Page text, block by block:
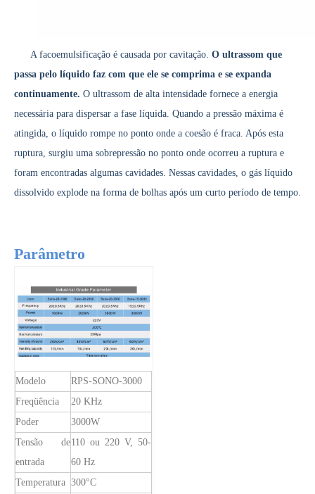
A era da energia do hidrogênio: oportunidades para equipamentos de pulverização ultrassônica
O sistema de revestimento de spray ultrassônico é uma técnica para
O sistema de revestimento de spray ultrassônico é uma técnica para
A facoemulsificação é causada por cavitação. O ultrassom que
passa pelo líquido faz com que ele se comprima e se expanda
continuamente. O ultrassom de alta intensidade fornece a energia
necessária para dispersar a fase líquida. Quando a pressão máxima é
atingida, o líquido rompe no ponto onde a coesão é fraca. Após esta
ruptura, surgiu uma sobrepressão no ponto onde ocorreu a ruptura e
foram encontradas algumas cavidades. Nessas cavidades, o gás líquido
dissolvido explode na forma de bolhas após um curto período de tempo.
Parâmetro
Modelo
RPS-SONO-3000
Freqüência
20 KHz
Poder
3000W
Tensão de
entrada
110 ou 220 V, 50-
60 Hz
Temperatura 300°C